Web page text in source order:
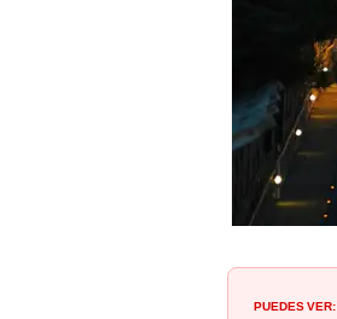
PUEDES VER: